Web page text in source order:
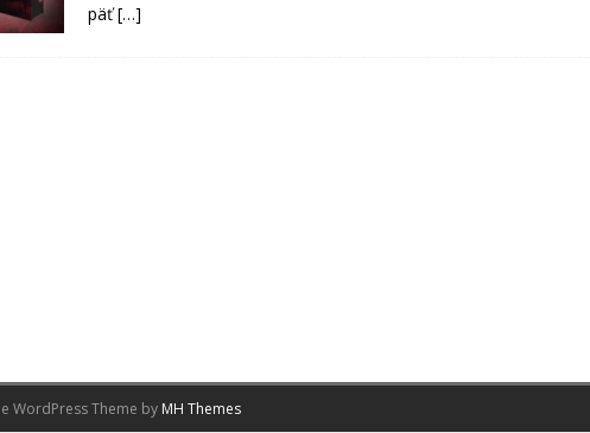
päť[…]
WordPress Theme by MH Themes